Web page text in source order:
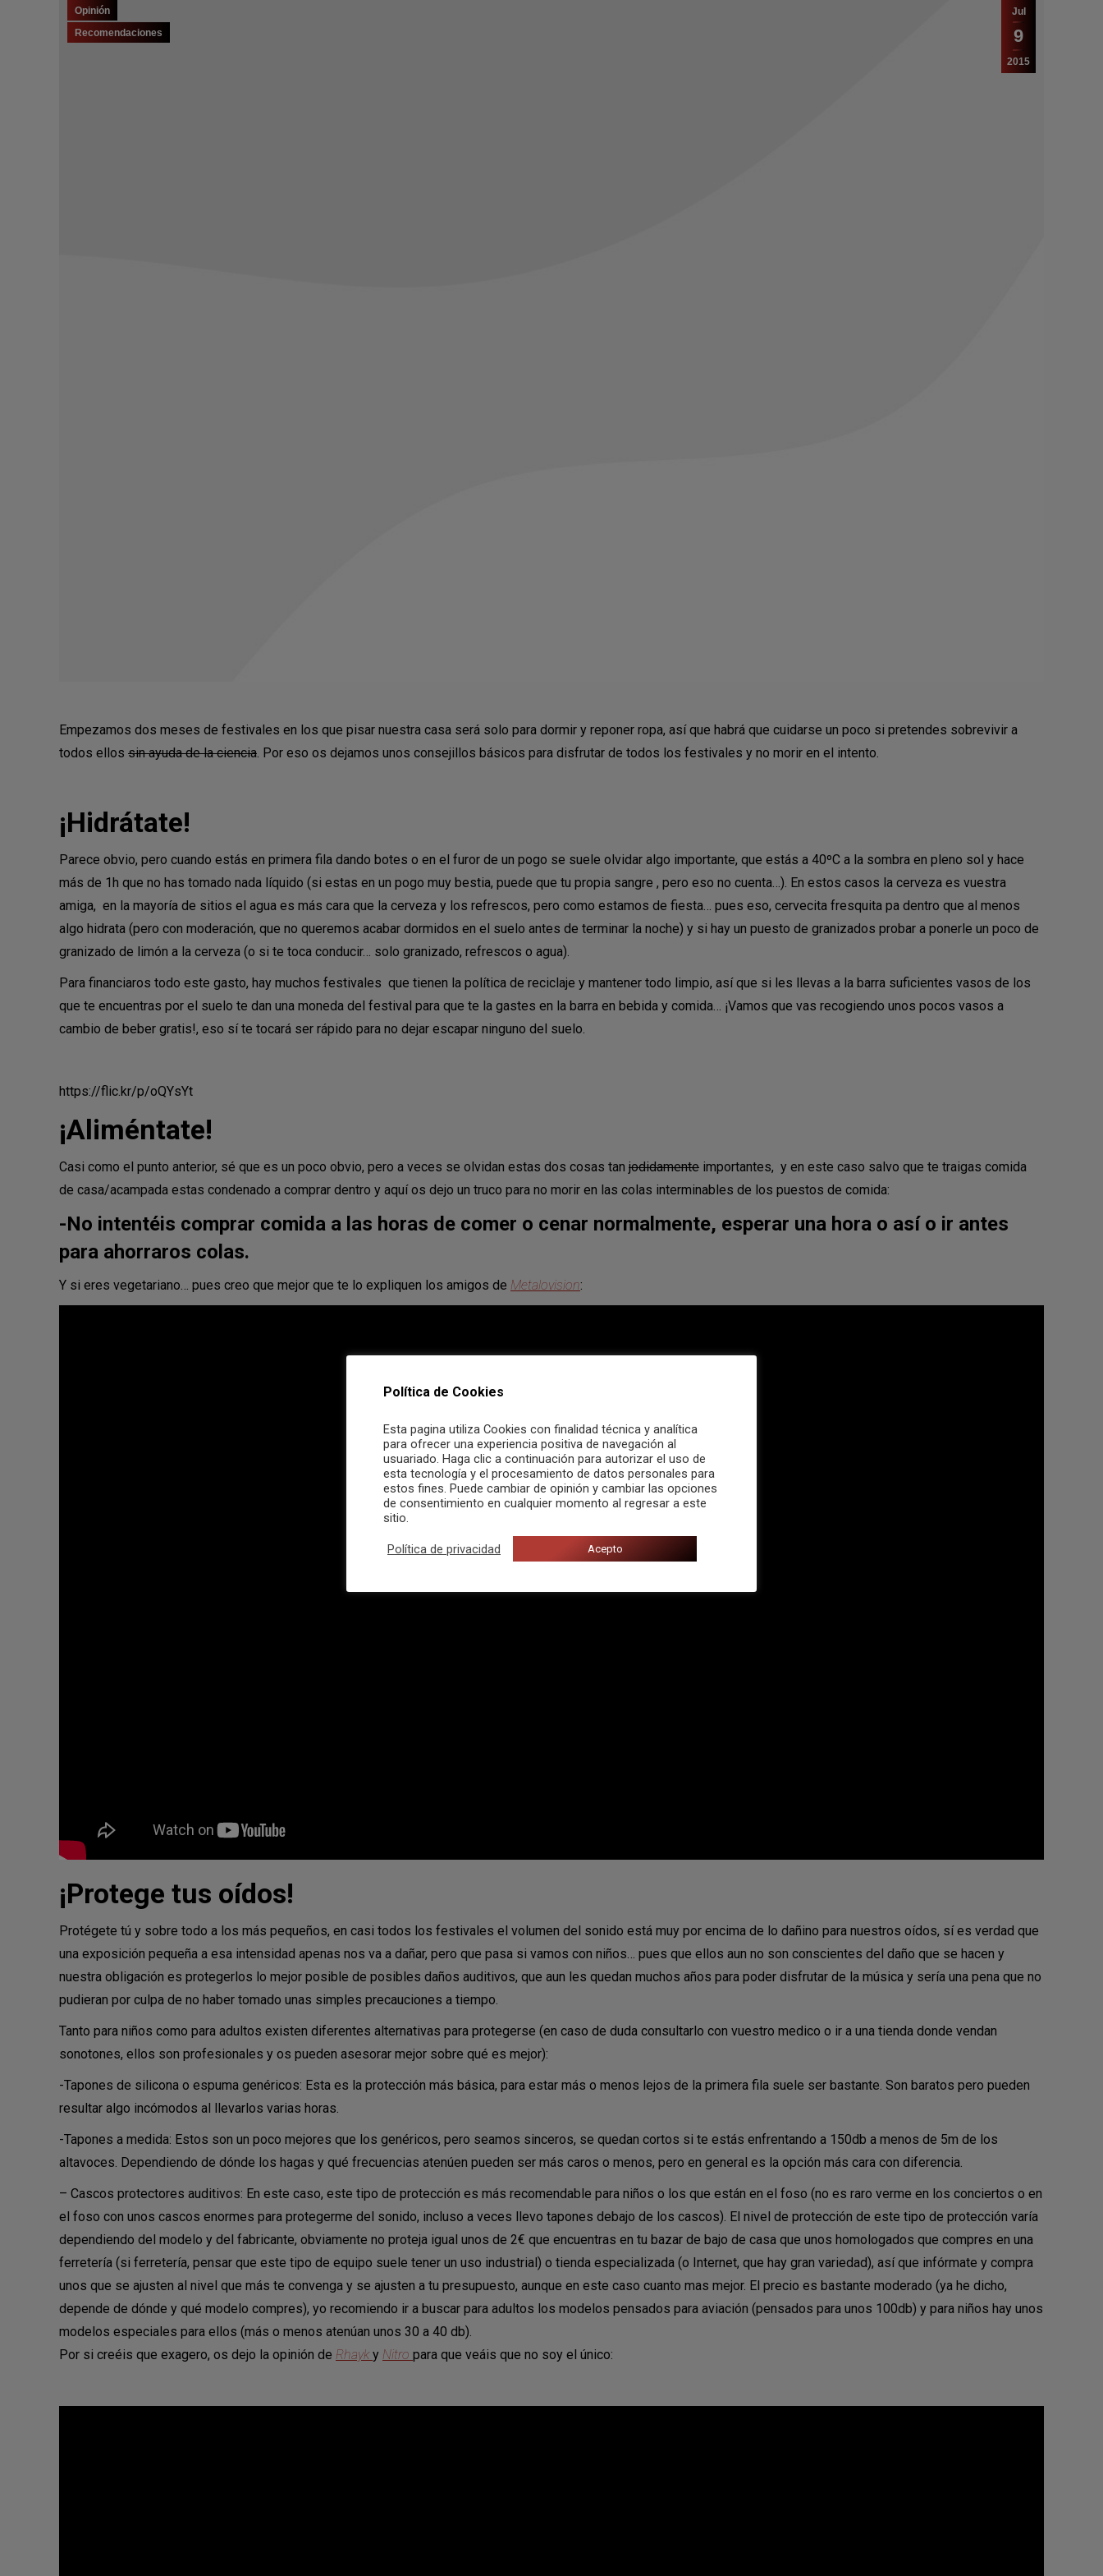
Jul
9
2015
Opinión
Recomendaciones
Empezamos dos meses de festivales en los que pisar nuestra casa será solo para dormir y reponer ropa, así que habrá que cuidarse un poco si pretendes sobrevivir a
todos ellos sin ayuda de la ciencia. Por eso os dejamos unos consejillos básicos para disfrutar de todos los festivales y no morir en el intento.
¡Hidrátate!
Parece obvio, pero cuando estás en primera fila dando botes o en el furor de un pogo se suele olvidar algo importante, que estás a 40ºC a la sombra en pleno sol y hace
más de 1h que no has tomado nada líquido (si estas en un pogo muy bestia, puede que tu propia sangre , pero eso no cuenta…). En estos casos la cerveza es vuestra
amiga, en la mayoría de sitios el agua es más cara que la cerveza y los refrescos, pero como estamos de fiesta… pues eso, cervecita fresquita pa dentro que al menos
algo hidrata (pero con moderación, que no queremos acabar dormidos en el suelo antes de terminar la noche) y si hay un puesto de granizados probar a ponerle un poco de
granizado de limón a la cerveza (o si te toca conducir… solo granizado, refrescos o agua).
Para financiaros todo este gasto, hay muchos festivales que tienen la política de reciclaje y mantener todo limpio, así que si les llevas a la barra suficientes vasos de los
que te encuentras por el suelo te dan una moneda del festival para que te la gastes en la barra en bebida y comida… ¡Vamos que vas recogiendo unos pocos vasos a
cambio de beber gratis!, eso sí te tocará ser rápido para no dejar escapar ninguno del suelo.
https://flic.kr/p/oQYsYt
¡Aliméntate!
Casi como el punto anterior, sé que es un poco obvio, pero a veces se olvidan estas dos cosas tan jodidamente importantes, y en este caso salvo que te traigas comida
de casa/acampada estas condenado a comprar dentro y aquí os dejo un truco para no morir en las colas interminables de los puestos de comida:
-No intentéis comprar comida a las horas de comer o cenar normalmente, esperar una hora o así o ir antes
para ahorraros colas.
Y si eres vegetariano… pues creo que mejor que te lo expliquen los amigos de Metalovision:
¡Protege tus oídos!
Protégete tú y sobre todo a los más pequeños, en casi todos los festivales el volumen del sonido está muy por encima de lo dañino para nuestros oídos, sí es verdad que
una exposición pequeña a esa intensidad apenas nos va a dañar, pero que pasa si vamos con niños… pues que ellos aun no son conscientes del daño que se hacen y
nuestra obligación es protegerlos lo mejor posible de posibles daños auditivos, que aun les quedan muchos años para poder disfrutar de la música y sería una pena que no
pudieran por culpa de no haber tomado unas simples precauciones a tiempo.
Tanto para niños como para adultos existen diferentes alternativas para protegerse (en caso de duda consultarlo con vuestro medico o ir a una tienda donde vendan
sonotones, ellos son profesionales y os pueden asesorar mejor sobre qué es mejor):
-Tapones de silicona o espuma genéricos: Esta es la protección más básica, para estar más o menos lejos de la primera fila suele ser bastante. Son baratos pero pueden
resultar algo incómodos al llevarlos varias horas.
-Tapones a medida: Estos son un poco mejores que los genéricos, pero seamos sinceros, se quedan cortos si te estás enfrentando a 150db a menos de 5m de los
altavoces. Dependiendo de dónde los hagas y qué frecuencias atenúen pueden ser más caros o menos, pero en general es la opción más cara con diferencia.
– Cascos protectores auditivos: En este caso, este tipo de protección es más recomendable para niños o los que están en el foso (no es raro verme en los conciertos o en
el foso con unos cascos enormes para protegerme del sonido, incluso a veces llevo tapones debajo de los cascos). El nivel de protección de este tipo de protección varía
dependiendo del modelo y del fabricante, obviamente no proteja igual unos de 2€ que encuentras en tu bazar de bajo de casa que unos homologados que compres en una
ferretería (si ferretería, pensar que este tipo de equipo suele tener un uso industrial) o tienda especializada (o Internet, que hay gran variedad), así que infórmate y compra
unos que se ajusten al nivel que más te convenga y se ajusten a tu presupuesto, aunque en este caso cuanto mas mejor. El precio es bastante moderado (ya he dicho,
depende de dónde y qué modelo compres), yo recomiendo ir a buscar para adultos los modelos pensados para aviación (pensados para unos 100db) y para niños hay unos
modelos especiales para ellos (más o menos atenúan unos 30 a 40 db).
Por si creéis que exagero, os dejo la opinión de Rhayk y Nitro para que veáis que no soy el único:
Política de Cookies
Esta pagina utiliza Cookies con finalidad técnica y analítica
para ofrecer una experiencia positiva de navegación al
usuariado. Haga clic a continuación para autorizar el uso de
esta tecnología y el procesamiento de datos personales para
estos fines. Puede cambiar de opinión y cambiar las opciones
de consentimiento en cualquier momento al regresar a este
sitio.
Política de privacidad Acepto